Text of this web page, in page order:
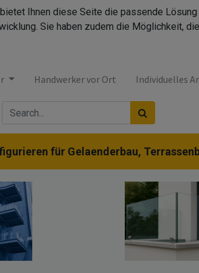
Ihnen diese Seite die passende Lösung
Sie haben zudem die Möglichkeit,
Handwerker vor Ort Individuelles
für Gelaenderbau,